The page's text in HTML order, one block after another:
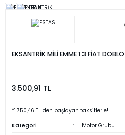
EKSANTRİK MİLİ EMME 1.3 FİAT DOBLO
3.500,91 TL
*1.750,46 TL den başlayan taksitlerle!
Kategori
Motor Grubu